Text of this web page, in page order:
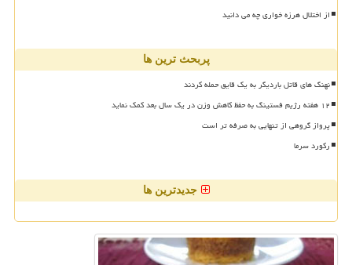
از اختلال هرزه خواری چه می دانید
پربحث ترین ها
نهنگ های قاتل باردیگر به یک قایق حمله کردند
۱۲ هفته رژیم فستینگ به حفظ کاهش وزن در یک سال بعد کمک نماید
پرواز گروهی از تنهایی به صرفه تر است
رکورد سرما
جدیدترین ها